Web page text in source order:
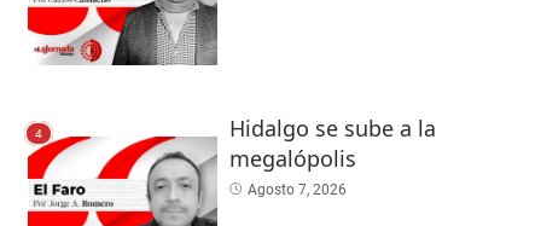
4
Hidalgo se sube a la
megalópolis
Agosto 7, 2026